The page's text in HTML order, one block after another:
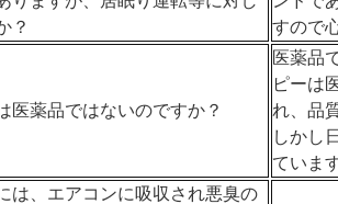
？
すので
医薬品ではないのですか？
医薬品
ピーは
れ、品
しかし
ていま
は、エアコンに吸収され悪臭の